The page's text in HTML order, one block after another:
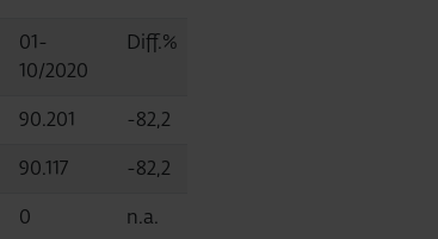
01-
10/2020
Diff.%
90.201
-82,2
90.117
-82,2
0
n.a.